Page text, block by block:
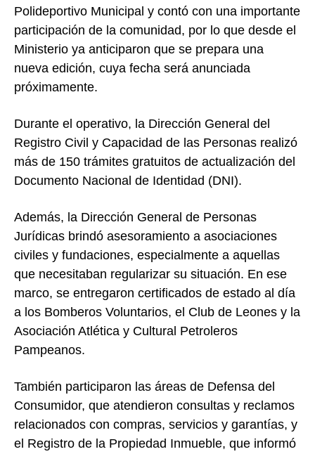
Polideportivo Municipal y contó con una importante
participación de la comunidad, por lo que desde el
Ministerio ya anticiparon que se prepara una
nueva edición, cuya fecha será anunciada
próximamente.
Durante el operativo, la Dirección General del
Registro Civil y Capacidad de las Personas realizó
más de 150 trámites gratuitos de actualización del
Documento Nacional de Identidad (DNI).
Además, la Dirección General de Personas
Jurídicas brindó asesoramiento a asociaciones
civiles y fundaciones, especialmente a aquellas
que necesitaban regularizar su situación. En ese
marco, se entregaron certificados de estado al día
a los Bomberos Voluntarios, el Club de Leones y la
Asociación Atlética y Cultural Petroleros
Pampeanos.
También participaron las áreas de Defensa del
Consumidor, que atendieron consultas y reclamos
relacionados con compras, servicios y garantías, y
el Registro de la Propiedad Inmueble, que informó